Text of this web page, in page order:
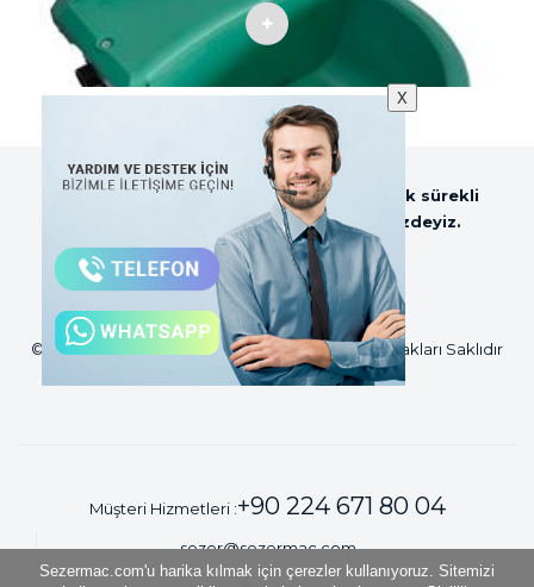
Şamandıralı Plastik Suluk
Sezer Tarım ve Sağım Teknolojileri olarak sürekli
güncellenen web sitemiz ile hizmetinizdeyiz.
©2018 Sezer Tarım ve Sağım Teknolojileri Tüm Hakları Saklıdır
Müşteri Hizmetleri :+90 224 671 80 04
sezer@sezermac.com
X
Sezermac.com'u harika kılmak için çerezler kullanıyoruz. Sitemizi